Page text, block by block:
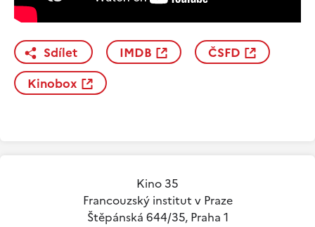
Sdílet IMDB
ČSFD
Kinobox
Kino 35
Francouzský institut v Praze
Štěpánská 644/35, Praha 1